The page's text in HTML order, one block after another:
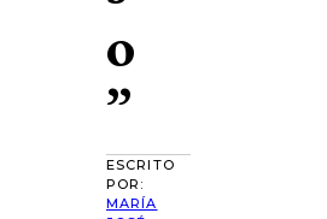
o
”
ESCRITO
POR:
MARÍA